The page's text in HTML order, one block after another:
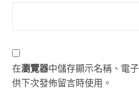
在瀏覽器中儲存顯示名稱、電
供下次發佈留言時使用。